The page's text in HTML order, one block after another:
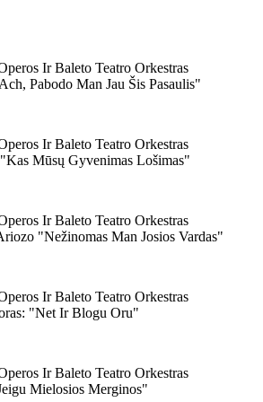
Ir Baleto Teatro Orkestras
Pabodo Man Jau Šis Pasaulis"
Ir Baleto Teatro Orkestras
Mūsų Gyvenimas Lošimas"
Ir Baleto Teatro Orkestras
"nežinomas Man Josios Vardas"
Ir Baleto Teatro Orkestras
"net Ir Blogu Oru"
Ir Baleto Teatro Orkestras
Mielosios Merginos"